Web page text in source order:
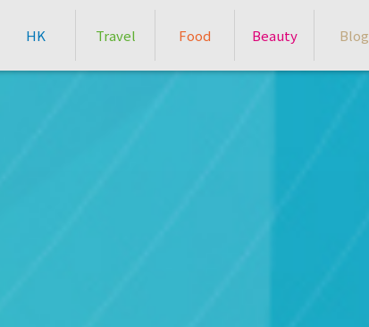
HK Travel Food Beauty Blog